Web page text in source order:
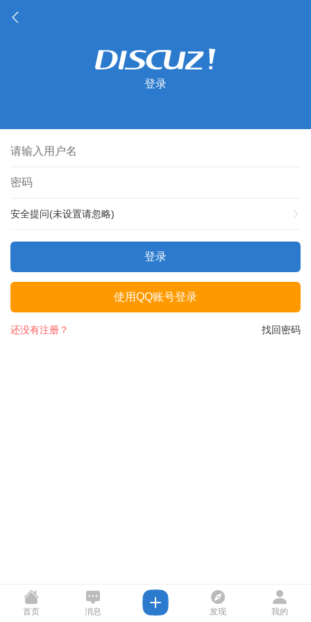
登录
安全提问(未设置请忽略)
登录
使用QQ账号登录
找回密码
还没有注册？
首页 消息 发现 我的